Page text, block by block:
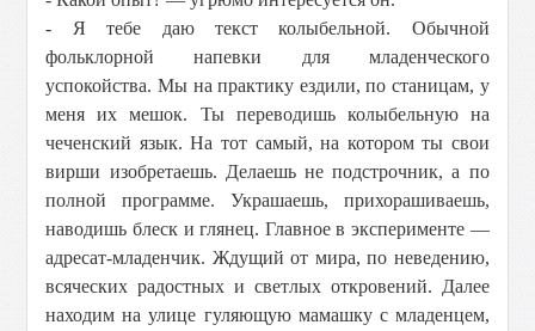
- Я тебе даю текст колыбельной. Обычной
фольклорной напевки для младенческого
успокойства. Мы на практику ездили, по станицам, у
меня их мешок. Ты переводишь колыбельную на
чеченский язык. На тот самый, на котором ты свои
вирши изобретаешь. Делаешь не подстрочник, а по
полной программе. Украшаешь, прихорашиваешь,
наводишь блеск и глянец. Главное в эксперименте —
адресат-младенчик. Ждущий от мира, по неведению,
всяческих радостных и светлых откровений. Далее
находим на улице гуляющую мамашку с младенцем,